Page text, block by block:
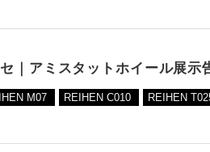
｜アミスタットホイール展示
M07 REIHEN C010
REIHEN